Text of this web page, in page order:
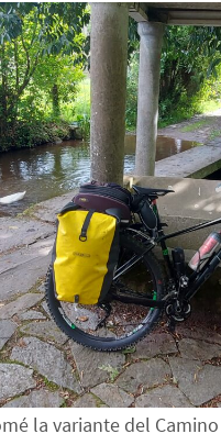
la variante del